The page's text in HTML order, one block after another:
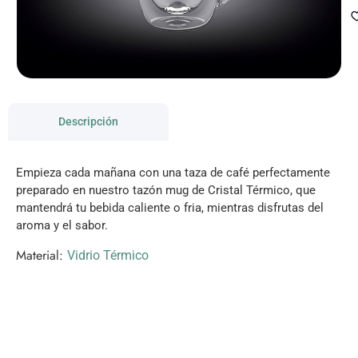
Descripción
Empieza cada mañana con una taza de café perfectamente
preparado en nuestro tazón mug de Cristal Térmico, que
mantendrá tu bebida caliente o fria, mientras disfrutas del
aroma y el sabor.
Material: Vidrio Térmico